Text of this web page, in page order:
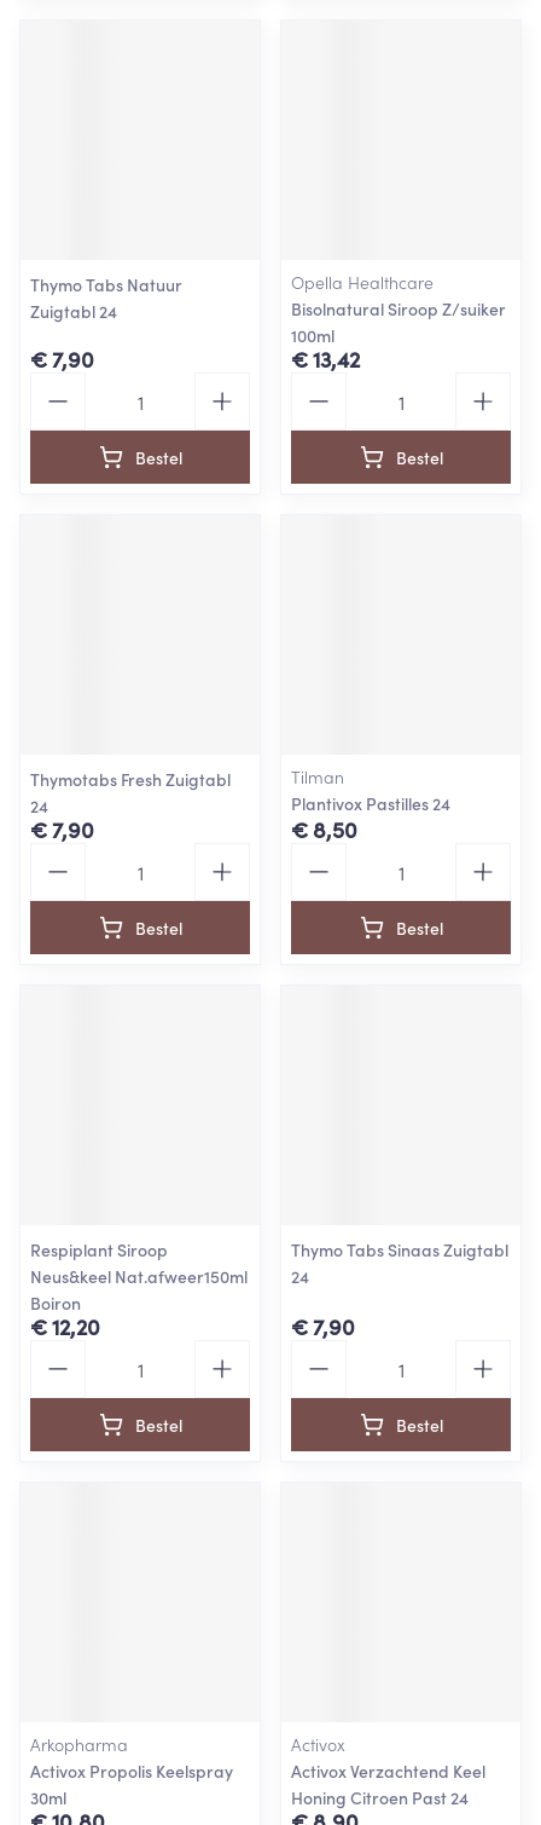
Thymo Tabs Natuur
Zuigtabl 24
€ 7,90
Bestel
Opella Healthcare
Bisolnatural Siroop Z/suiker
100ml
€ 13,42
Bestel
Thymotabs Fresh Zuigtabl
24
€ 7,90
Bestel
Tilman
Plantivox Pastilles 24
€ 8,50
Bestel
Respiplant Siroop
Neus&keel Nat.afweer150ml
Boiron
€ 12,20
Bestel
Thymo Tabs Sinaas Zuigtabl
24
€ 7,90
Bestel
Arkopharma
Activox Propolis Keelspray
30ml
Activox
Activox Verzachtend Keel
Honing Citroen Past 24